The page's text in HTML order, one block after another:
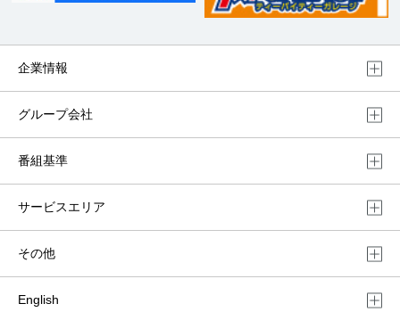
企業情報
グループ会社
番組基準
サービスエリア
その他
English